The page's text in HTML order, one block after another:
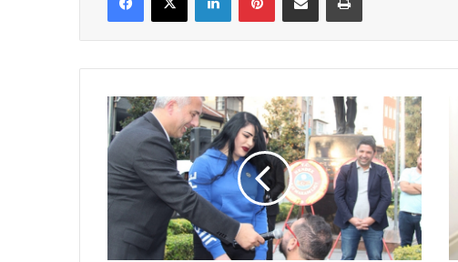
Hendek'te
motosikletçiler'den
cumhuriyet
sürüşü